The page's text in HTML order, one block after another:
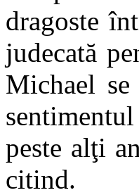
dragoste
judecată
Michael
peste alţi
citind.